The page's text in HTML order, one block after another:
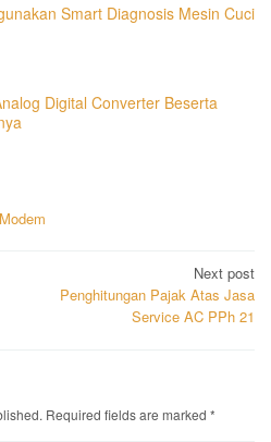
Smart Diagnosis Mesin Cuci
Digital Converter Beserta
Modem
Next post
Penghitungan Pajak Atas Jasa
Service AC PPh 21
Required fields are marked *